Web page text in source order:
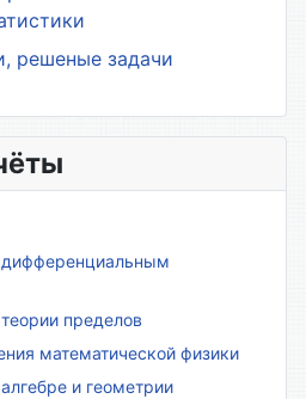
решеные задачи
пределов
математической физики
и геометрии